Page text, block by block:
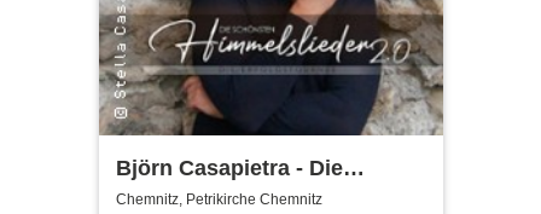
Björn Casapietra - Die
schönsten Himmelslieder 2.0
Chemnitz, Petrikirche Chemnitz